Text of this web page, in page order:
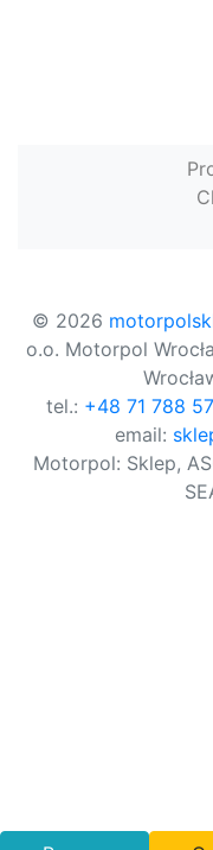
© 2026
o.o. Motorpol
tel.: +48 71 788
email:
Motorpol: Sklep,